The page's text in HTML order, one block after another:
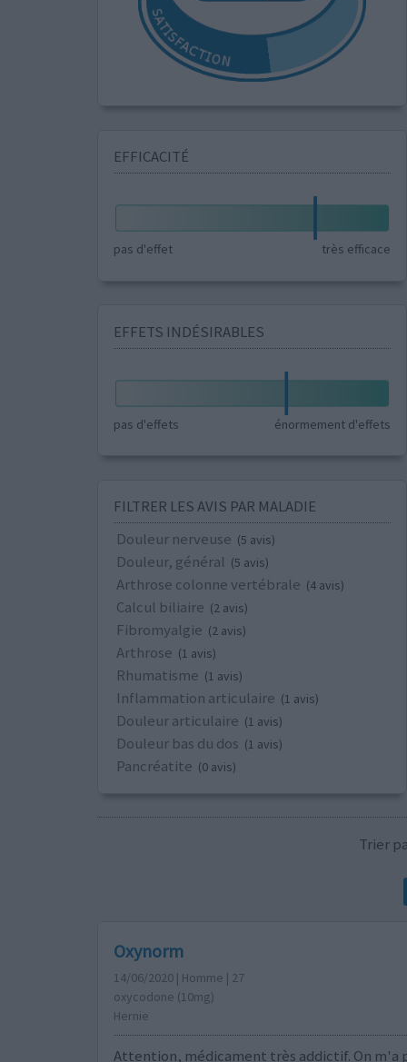
EFFICACITÉ
pas d'effet très efficace
EFFETS INDÉSIRABLES
pas d'effets énormement d'effets
FILTRER LES AVIS PAR MALADIE
Douleur nerveuse (5 avis)
Douleur, général (5 avis)
Arthrose colonne vertébrale (4 avis)
Calcul biliaire (2 avis)
Fibromyalgie (2 avis)
Arthrose (1 avis)
Rhumatisme (1 avis)
Inflammation articulaire (1 avis)
Douleur articulaire (1 avis)
Douleur bas du dos (1 avis)
Pancréatite (0 avis)
Trier
Oxynorm
14/06/2020 | Homme | 27
oxycodone (10mg)
Hernie
Attention, médicament très addictif. On m'a